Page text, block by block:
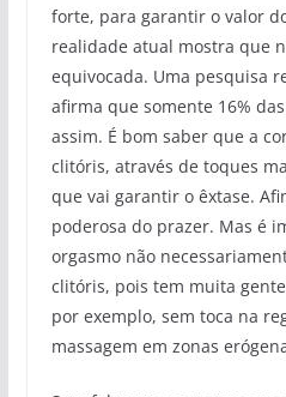
forte, para garantir o valor
realidade atual mostra que
equivocada. Uma pesquisa
afirma que somente 16%
assim. É bom saber que a
clitóris, através de toques
que vai garantir o êxtase.
poderosa do prazer. Mas é
orgasmo não
clitóris, pois tem muita
por exemplo, sem toca na
massagem em zonas